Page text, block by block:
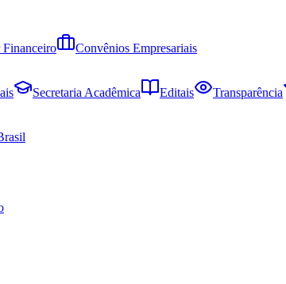
Financeiro
Convênios Empresariais
Secretaria Acadêmica Editais
Transparência